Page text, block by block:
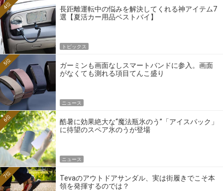
長距離運転中の悩みを解決してくれる神アイテム7
選【夏活カー用品ベストバイ】
4位
トピックス
ガーミンも画面なしスマートバンドに参入。画面
がなくても測れる項目てんこ盛り
5位
ニュース
酷暑に効果絶大な“魔法瓶氷のう”「アイスパック」
に待望のスペア氷のうが登場
6位
ニュース
Tevaのアウトドアサンダル、実は街履きでこそ本
領を発揮するのでは？
7位